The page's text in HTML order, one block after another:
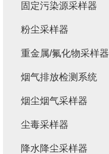
固定污染源采样器
粉尘采样器
重金属/氟化物采样器
烟气排放检测系统
烟尘烟气采样器
尘毒采样器
降水降尘采样器